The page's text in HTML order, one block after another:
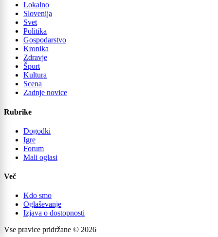
Lokalno
Slovenija
Svet
Politika
Gospodarstvo
Kronika
Zdravje
Šport
Kultura
Scena
Zadnje novice
Rubrike
Dogodki
Igre
Forum
Mali oglasi
Več
Kdo smo
Oglaševanje
Izjava o dostopnosti
Vse pravice pridržane © 2026